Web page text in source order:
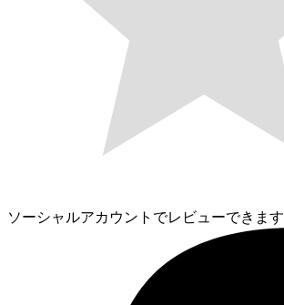
ソーシャルアカウントでレビューできます